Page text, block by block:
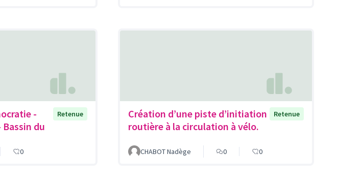
-
du
Retenue
0
Création d’une piste d’initiation
routière à la circulation à vélo.
Retenue
CHABOT Nadège 0 0